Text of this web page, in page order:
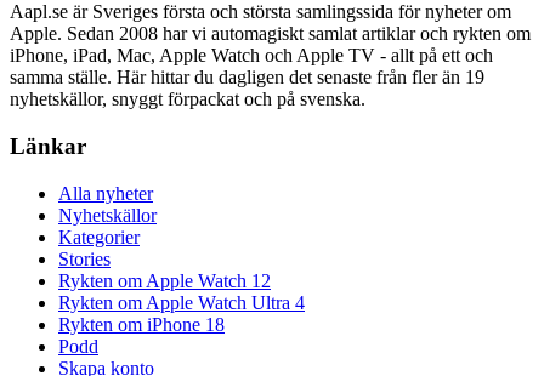
Aapl.se är Sveriges första och största samlingssida för nyheter om
Apple. Sedan 2008 har vi automagiskt samlat artiklar och rykten om
iPhone, iPad, Mac, Apple Watch och Apple TV - allt på ett och
samma ställe. Här hittar du dagligen det senaste från fler än 19
nyhetskällor, snyggt förpackat och på svenska.
Länkar
Alla nyheter
Nyhetskällor
Kategorier
Stories
Rykten om Apple Watch 12
Rykten om Apple Watch Ultra 4
Rykten om iPhone 18
Podd
Skapa konto